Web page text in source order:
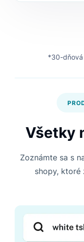
*30-dňová
Všetky
Zoznámte sa s
shopy, ktoré